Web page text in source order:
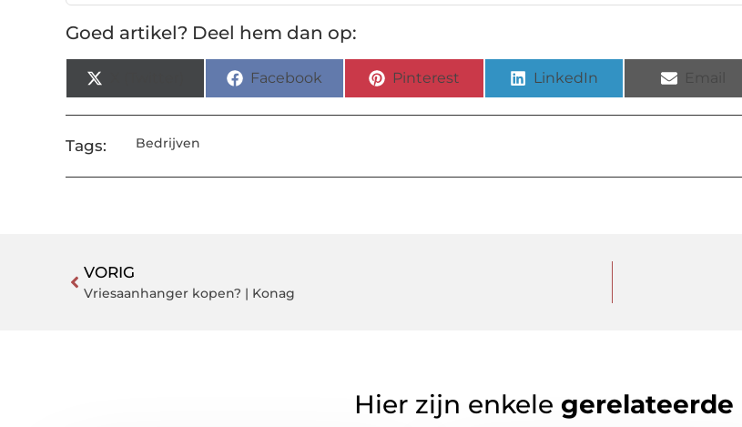
Goed artikel? Deel hem dan op:
Facebook Pinterest LinkedIn
Tags: Bedrijven
VORIG
Vriesaanhanger kopen? | Konag
Hier zijn enkele